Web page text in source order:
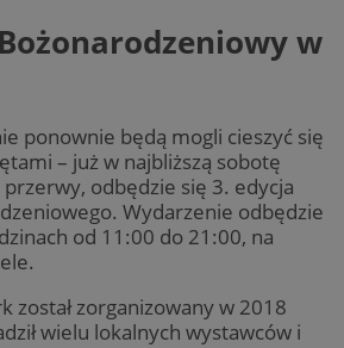
w
ponownie będą mogli cieszyć się
– już w najbliższą sobotę
odbędzie się 3. edycja
Wydarzenie odbędzie
od 11:00 do 21:00, na
został zorganizowany w 2018
wielu lokalnych wystawców i